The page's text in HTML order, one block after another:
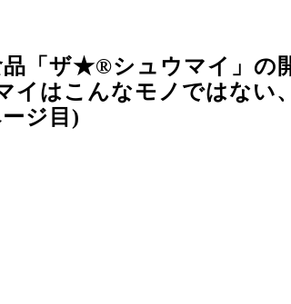
品「ザ★®シュウマイ」の
はこんなモノではない
ジ目)